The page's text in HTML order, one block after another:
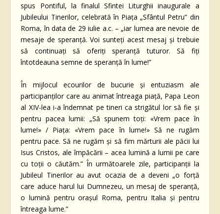
spus Pontiful, la finalul Sfintei Liturghii inaugurale a
Jubileului Tinerilor, celebrată în Piața „Sfântul Petru” din
Roma, în data de 29 iulie a.c. – „iar lumea are nevoie de
mesaje de speranță. Voi sunteți acest mesaj și trebuie
să continuați să oferiți speranță tuturor. Să fiți
întotdeauna semne de speranță în lume!”
În mijlocul ecourilor de bucurie și entuziasm ale
participanților care au animat întreaga piață, Papa Leon
al XIV-lea i-a îndemnat pe tineri ca strigătul lor să fie și
pentru pacea lumii: „Să spunem toți: «Vrem pace în
lume!» / Piața: «Vrem pace în lume!» Să ne rugăm
pentru pace. Să ne rugăm și să fim mărturii ale păcii lui
Isus Cristos, ale împăcării – acea lumină a lumii pe care
cu toții o căutăm.” În următoarele zile, participanții la
Jubileul Tinerilor au avut ocazia de a deveni „o forță
care aduce harul lui Dumnezeu, un mesaj de speranță,
o lumină pentru orașul Roma, pentru Italia și pentru
întreaga lume.”